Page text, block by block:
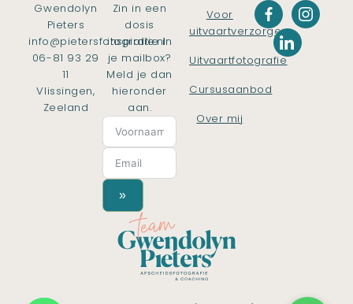
Gwendolyn
Pieters
info@pietersfotografie.nl
06-81 93 29
11
Vlissingen,
Zeeland
Zin in een
dosis
inspiratie in
je mailbox?
Meld je dan
hieronder
aan.
»
Voor
uitvaartverzorgers
Uitvaartfotografie
Cursusaanbod
Over mij